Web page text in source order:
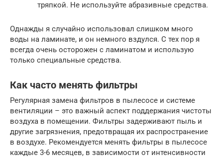
тряпкой. Не используйте абразивные средства.
Однажды я случайно использовал слишком много
воды на ламинате, и он немного вздулся. С тех пор я
всегда очень осторожен с ламинатом и использую
только специальные средства.
Как часто менять фильтры
Регулярная замена фильтров в пылесосе и системе
вентиляции – это важный аспект поддержания чистоты
воздуха в помещении. Фильтры задерживают пыль и
другие загрязнения, предотвращая их распространение
в воздухе. Рекомендуется менять фильтры в пылесосе
каждые 3-6 месяцев, в зависимости от интенсивности